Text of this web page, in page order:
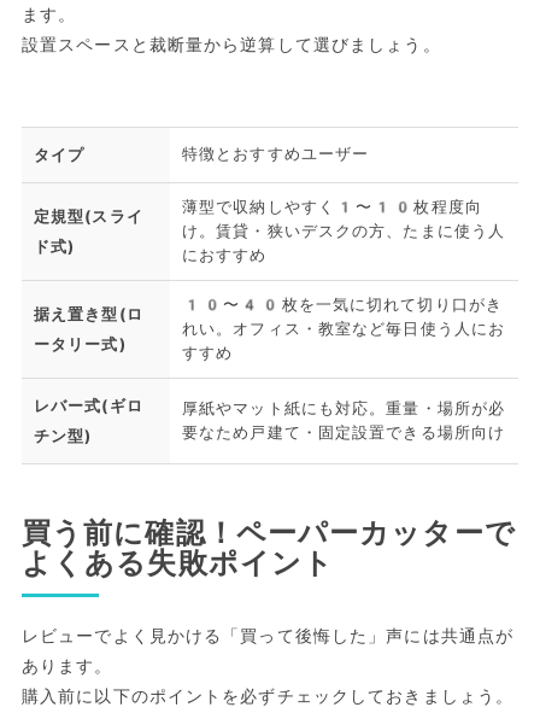
ます。
設置スペースと裁断量から逆算して選びましょう。
タイプ 特徴とおすすめユーザー
定規型(スライ
ド式)
薄型で収納しやすく1〜10枚程度向
け。賃貸・狭いデスクの方、たまに使う人
におすすめ
据え置き型(ロ
ータリー式)
10〜40枚を一気に切れて切り口がき
れい。オフィス・教室など毎日使う人にお
すすめ
レバー式(ギロ
チン型)
厚紙やマット紙にも対応。重量・場所が必
要なため戸建て・固定設置できる場所向け
買う前に確認！ペーパーカッターで
よくある失敗ポイント
レビューでよく見かける「買って後悔した」声には共通点が
あります。
購入前に以下のポイントを必ずチェックしておきましょう。